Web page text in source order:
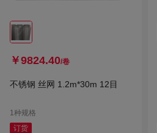
￥9824.40/卷
不锈钢 丝网 1.2m*30m 12目
1种规格
订货